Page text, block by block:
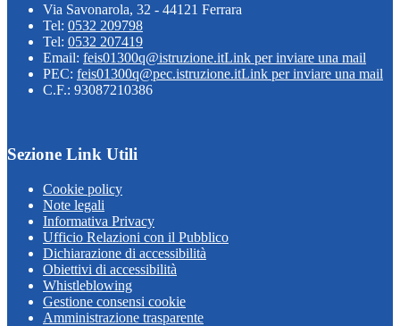
Via Savonarola, 32 - 44121 Ferrara
Tel: 0532 209798
Tel: 0532 207419
Email: feis01300q@istruzione.itLink per inviare una mail
PEC: feis01300q@pec.istruzione.itLink per inviare una mail
C.F.: 93087210386
Sezione Link Utili
Cookie policy
Note legali
Informativa Privacy
Ufficio Relazioni con il Pubblico
Dichiarazione di accessibilità
Obiettivi di accessibilità
Whistleblowing
Gestione consensi cookie
Amministrazione trasparente